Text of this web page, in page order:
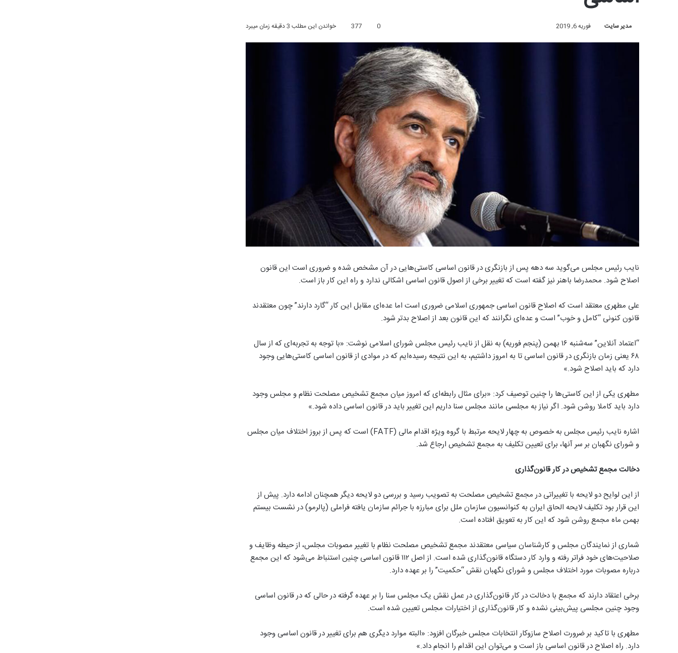
مدیر سایت فوریه 6, 2019 0
377 خواندن این مطلب 3 دقیقه زمان میبرد
نایب رئیس مجلس می‌گوید سه دهه پس از بازنگری در قانون اساسی کاستی‌هایی در آن مشخص شده و ضروری است این قانون
اصلاح شود. محمدرضا باهنر نیز گفته است که تغییر برخی از اصول قانون اساسی اشکالی ندارد و راه این کار باز است.
علی مطهری معتقد است که اصلاح قانون اساسی جمهوری اسلامی ضروری است اما عده‌ای مقابل این کار “گارد دارند” چون معتقدند
قانون کنونی “کامل و خوب” است و عده‌ای نگرانند که این قانون بعد از اصلاح بدتر شود.
“اعتماد آنلاین” سه‌شنبه ۱۶ بهمن (پنجم فوریه) به نقل از نایب رئیس مجلس شورای اسلامی نوشت: «با توجه به تجربه‌ای که از سال
۶۸ یعنی زمان بازنگری در قانون اساسی تا به امروز داشتیم، به این نتیجه رسیده‌ایم که در موادی از قانون اساسی کاستی‌هایی وجود
دارد که باید اصلاح شود.»
مطهری یکی از این کاستی‌ها را چنین توصیف کرد: «برای مثال رابطه‌ای که امروز میان مجمع تشخیص مصلحت نظام و مجلس وجود
دارد باید کاملا روشن شود. اگر نیاز به مجلسی مانند مجلس سنا داریم این تغییر باید در قانون اساسی داده شود.»
اشاره نایب رئیس مجلس به خصوص به چهار لایحه مرتبط با گروه ویژه اقدام مالی (FATF) است که پس از بروز اختلاف میان مجلس
و شورای نگهبان بر سر آنها، برای تعیین تکلیف به مجمع تشخیص ارجاع شد.
دخالت مجمع تشخیص در کار قانون‌گذاری
از این لوایح دو لایحه با تغییراتی در مجمع تشخیص مصلحت به تصویب رسید و بررسی دو لایحه دیگر همچنان ادامه دارد. پیش از
این قرار بود تکلیف لایحه الحاق ایران به کنوانسیون سازمان ملل برای مبارزه با جرائم سازمان یافته فراملی (پالرمو) در نشست بیستم
بهمن ماه مجمع روشن شود که این کار به تعویق افتاده است.
شماری از نمایندگان مجلس و کارشناسان سیاسی معتقدند مجمع تشخیص مصلحت نظام با تغییر مصوبات مجلس، از حیطه وظایف و
صلاحیت‌های خود فراتر رفته و وارد کار دستگاه قانون‌گذاری شده است. از اصل ۱۱۲ قانون اساسی چنین استنباط می‌شود که این مجمع
درباره مصوبات مورد اختلاف مجلس و شورای نگهبان نقش “حکمیت” را بر عهده دارد.
برخی اعتقاد دارند که مجمع با دخالت در کار قانون‌گذاری در عمل نقش یک مجلس سنا را بر عهده گرفته در حالی که در قانون اساسی
وجود چنین مجلسی پیش‌بینی نشده و کار قانون‌گذاری از اختیارات مجلس تعیین شده است.
مطهری با تاکید بر ضرورت اصلاح سازوکار انتخابات مجلس خبرگان افزود: «البته موارد دیگری هم برای تغییر در قانون اساسی وجود
دارد. راه اصلاح در قانون اساسی باز است و می‌توان این اقدام را انجام داد.»